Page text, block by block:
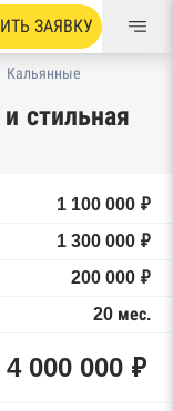
ЗАЯВКУ
Кальянные
стильная
1 100 000 ₽
1 300 000 ₽
200 000 ₽
20 мес.
4 000 000 ₽